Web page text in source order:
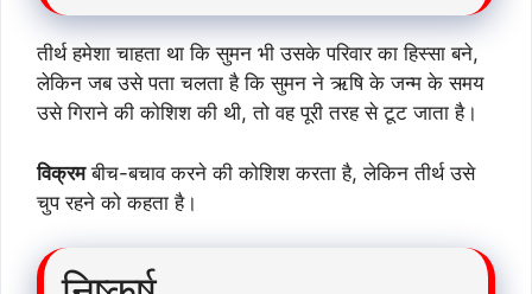
तीर्थ हमेशा चाहता था कि सुमन भी उसके परिवार का हिस्सा बने,
लेकिन जब उसे पता चलता है कि सुमन ने ऋषि के जन्म के समय
उसे गिराने की कोशिश की थी, तो वह पूरी तरह से टूट जाता है।
विक्रमबीच-बचाव करने की कोशिश करता है, लेकिन तीर्थ उसे
चुप रहने को कहता है।